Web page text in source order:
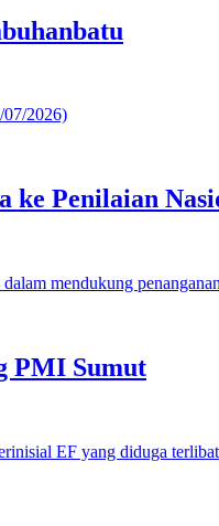
ke Penilaian
PMI Sumut